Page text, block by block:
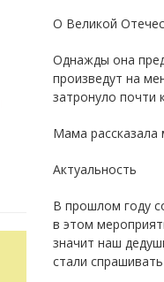
О Великой
Однажды она
произведут на
затронуло почти
Мама рассказала
Актуальность
В прошлом году
в этом
значит наш
стали